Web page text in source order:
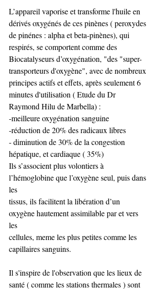
L’appareil vaporise et transforme l'huile en
dérivés oxygénés de ces pinènes ( peroxydes
de pinénes : alpha et beta-pinènes), qui
respirés, se comportent comme des
Biocatalyseurs d’oxygénation, "des "super-
transporteurs d'oxygène", avec de nombreux
principes actifs et effets, après seulement 6
minutes d'utilisation ( Etude du Dr
Raymond Hilu de Marbella) :
-meilleure oxygénation sanguine
-réduction de 20% des radicaux libres
- diminution de 30% de la congestion
hépatique, et cardiaque ( 35%)
Ils s’associent plus volontiers à
l’hémoglobine que l’oxygène seul, puis dans
les
tissus, ils facilitent la libération d’un
oxygène hautement assimilable par et vers
les
cellules, meme les plus petites comme les
capillaires sanguins.
Il s'inspire de l'observation que les lieux de
santé ( comme les stations thermales ) sont